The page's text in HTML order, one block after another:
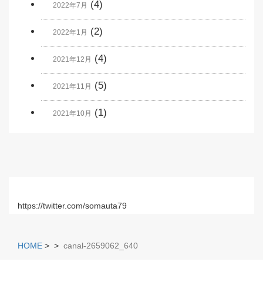
2022年7月 (4)
2022年1月 (2)
2021年12月 (4)
2021年11月 (5)
2021年10月 (1)
https://twitter.com/somauta79
HOME > > canal-2659062_640